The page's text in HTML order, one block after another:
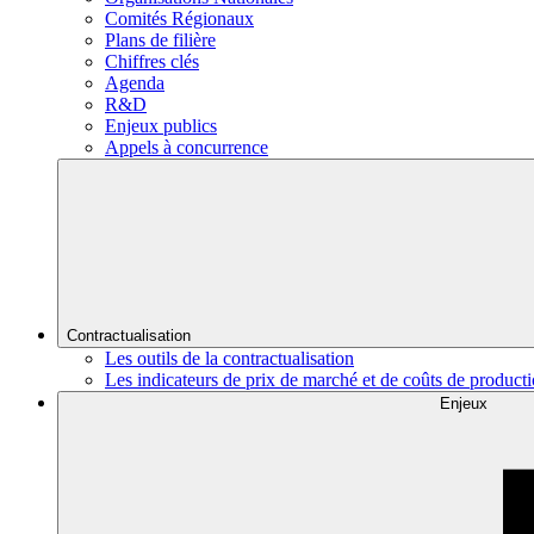
Comités Régionaux
Plans de filière
Chiffres clés
Agenda
R&D
Enjeux publics
Appels à concurrence
Contractualisation
Les outils de la contractualisation
Les indicateurs de prix de marché et de coûts de
Enjeux